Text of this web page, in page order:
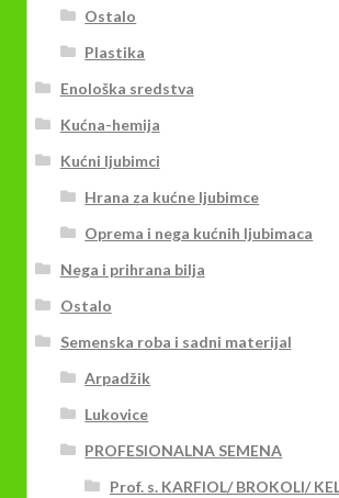
Ostalo
Plastika
Enološka sredstva
Kućna-hemija
Kućni ljubimci
Hrana za kućne ljubimce
Oprema i nega kućnih ljubimaca
Nega i prihrana bilja
Ostalo
Semenska roba i sadni materijal
Arpadžik
Lukovice
PROFESIONALNA SEMENA
Prof. s. KARFIOL/ BROKOLI/